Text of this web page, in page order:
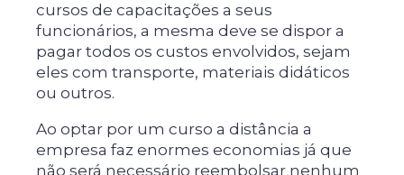
cursos de capacitações a seus
funcionários, a mesma deve se dispor a
pagar todos os custos envolvidos, sejam
eles com transporte, materiais didáticos
ou outros.
Ao optar por um curso a distância a
empresa faz enormes economias já que
não será necessário reembolsar nenhum